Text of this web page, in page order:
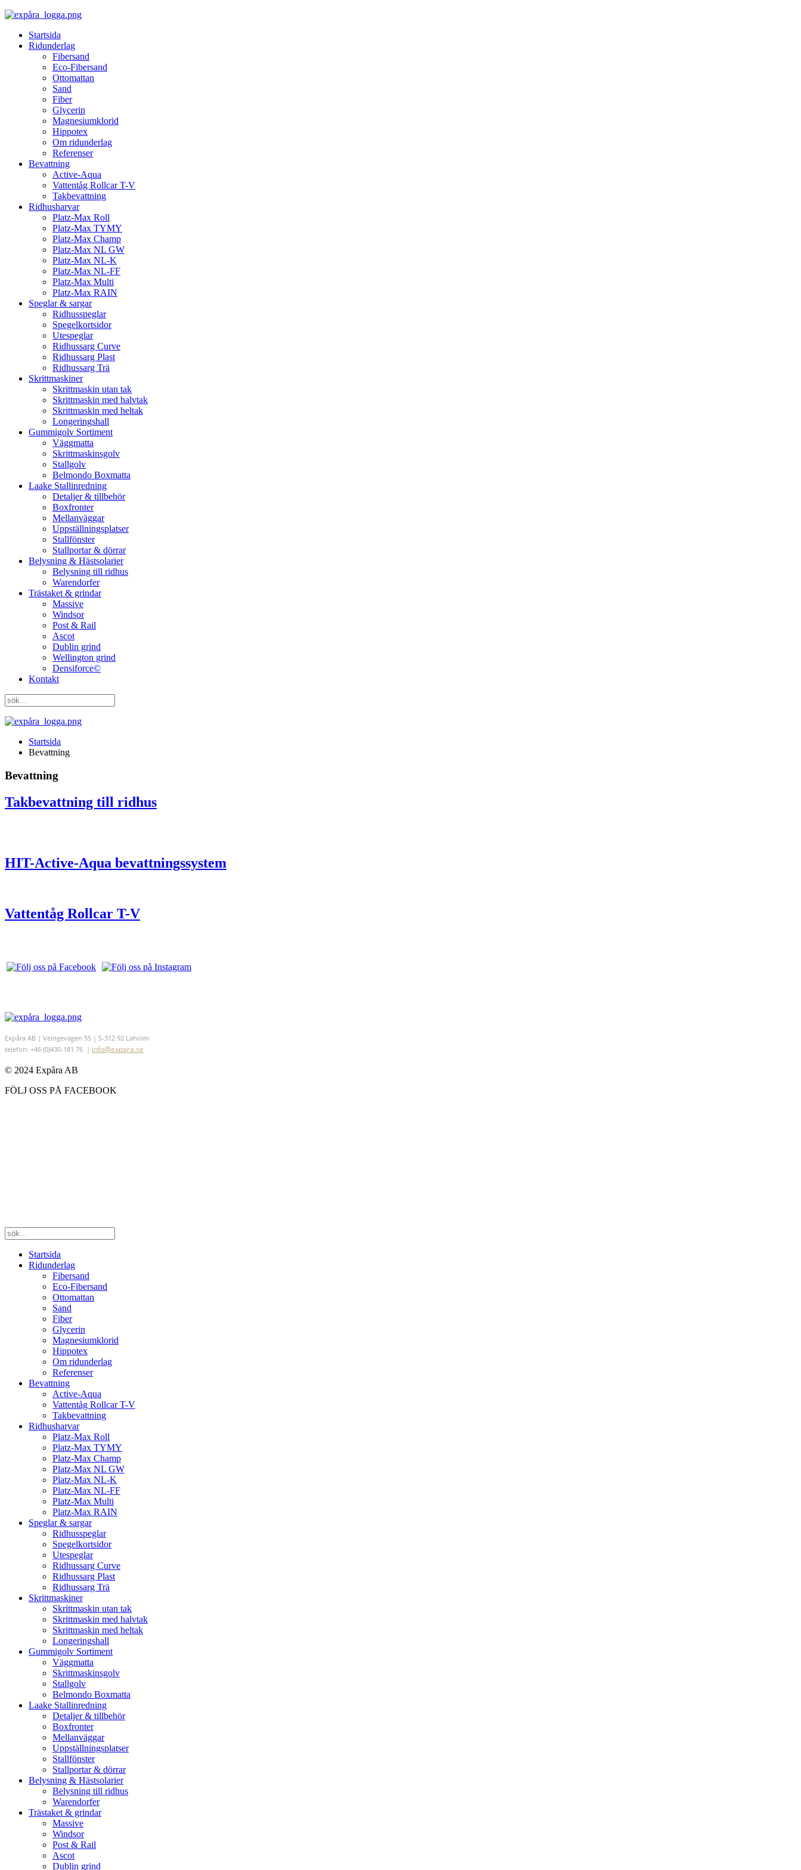
Startsida
Ridunderlag
Fibersand
Eco-Fibersand
Ottomattan
Sand
Fiber
Glycerin
Magnesiumklorid
Hippotex
Om ridunderlag
Referenser
Bevattning
Active-Aqua
Vattentåg Rollcar T-V
Takbevattning
Ridhusharvar
Platz-Max Roll
Platz-Max TYMY
Platz-Max Champ
Platz-Max NL GW
Platz-Max NL-K
Platz-Max NL-FF
Platz-Max Multi
Platz-Max RAIN
Speglar & sargar
Ridhusspeglar
Spegelkortsidor
Utespeglar
Ridhussarg Curve
Ridhussarg Plast
Ridhussarg Trä
Skrittmaskiner
Skrittmaskin utan tak
Skrittmaskin med halvtak
Skrittmaskin med heltak
Longeringshall
Gummigolv Sortiment
Väggmatta
Skrittmaskinsgolv
Stallgolv
Belmondo Boxmatta
Laake Stallinredning
Detaljer & tillbehör
Boxfronter
Mellanväggar
Uppställningsplatser
Stallfönster
Stallportar & dörrar
Belysning & Hästsolarier
Belysning till ridhus
Warendorfer
Trästaket & grindar
Massive
Windsor
Post & Rail
Ascot
Dublin grind
Wellington grind
Densiforce©
Kontakt
Startsida
Bevattning
Bevattning
Takbevattning till ridhus
HIT-Active-Aqua bevattningssystem
Vattentåg Rollcar T-V
Expåra AB | Veingevägen 55 | S-312 92 Laholm
telefon: +46 (0)430-181 76 | info@expara.se
© 2024 Expåra AB
FÖLJ OSS PÅ FACEBOOK
Startsida
Ridunderlag
Fibersand
Eco-Fibersand
Ottomattan
Sand
Fiber
Glycerin
Magnesiumklorid
Hippotex
Om ridunderlag
Referenser
Bevattning
Active-Aqua
Vattentåg Rollcar T-V
Takbevattning
Ridhusharvar
Platz-Max Roll
Platz-Max TYMY
Platz-Max Champ
Platz-Max NL GW
Platz-Max NL-K
Platz-Max NL-FF
Platz-Max Multi
Platz-Max RAIN
Speglar & sargar
Ridhusspeglar
Spegelkortsidor
Utespeglar
Ridhussarg Curve
Ridhussarg Plast
Ridhussarg Trä
Skrittmaskiner
Skrittmaskin utan tak
Skrittmaskin med halvtak
Skrittmaskin med heltak
Longeringshall
Gummigolv Sortiment
Väggmatta
Skrittmaskinsgolv
Stallgolv
Belmondo Boxmatta
Laake Stallinredning
Detaljer & tillbehör
Boxfronter
Mellanväggar
Uppställningsplatser
Stallfönster
Stallportar & dörrar
Belysning & Hästsolarier
Belysning till ridhus
Warendorfer
Trästaket & grindar
Massive
Windsor
Post & Rail
Ascot
Dublin grind